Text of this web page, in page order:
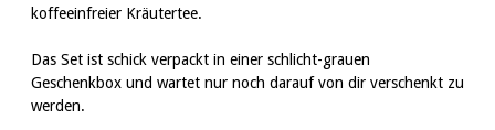
koffeeinfreier Kräutertee.
Das Set ist schick verpackt in einer schlicht-grauen
Geschenkbox und wartet nur noch darauf von dir verschenkt zu
werden.